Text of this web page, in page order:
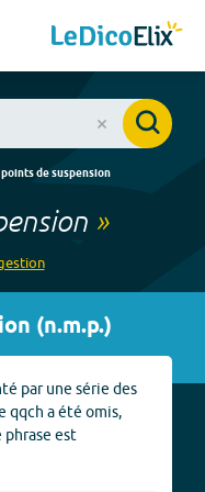
points de suspension
»
(n.m.p.)
par une série des
qqch a été omis,
est